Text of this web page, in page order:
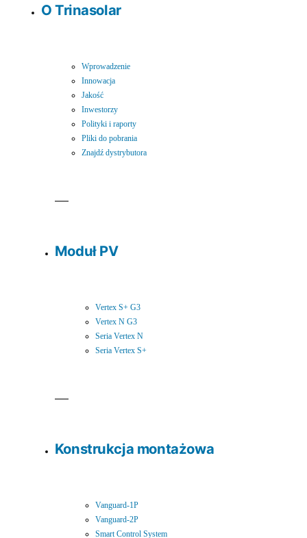
O Trinasolar
Wprowadzenie
Innowacja
Jakość
Inwestorzy
Polityki i raporty
Pliki do pobrania
Znajdź dystrybutora
Moduł PV
Vertex S+ G3
Vertex N G3
Seria Vertex N
Seria Vertex S+
Konstrukcja montażowa
Vanguard-1P
Vanguard-2P
Smart Control System